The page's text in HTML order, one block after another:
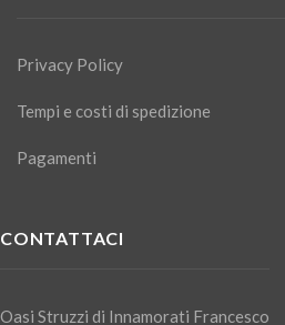
Privacy Policy
Tempi e costi di spedizione
Pagamenti
CONTATTACI
Oasi Struzzi di Innamorati Francesco